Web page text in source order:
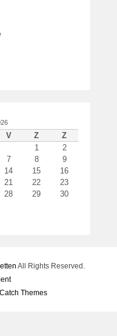
V Z
Z
1
2
7 8
9
14 15
16
21 22
23
28 29
30
All Rights Reserved.
Catch Themes